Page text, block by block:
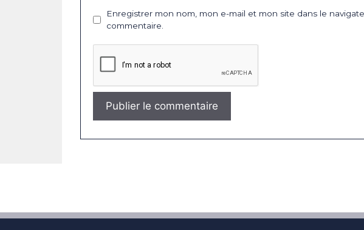
Enregistrer mon nom, mon e-mail et mon site dans le
commentaire.